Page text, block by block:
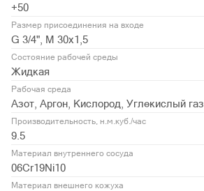
+50
Размер присоединения на входе
G 3/4", М 30х1,5
Состояние рабочей среды
Жидкая
Рабочая среда
Азот, Аргон, Кислород, Углекислый газ
Производительность, н.м.куб./час
9.5
Материал внутреннего сосуда
06Cr19Ni10
Материал внешнего кожуха